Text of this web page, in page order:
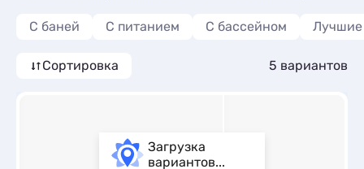
в Калининградской области - более 10 вариантов, от 4450
(платно).
С баней С питанием С бассейном Лучшие
Сортировка 5 вариантов
Загрузка
вариантов...